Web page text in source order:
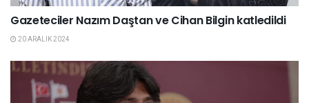
Gazeteciler Nazım Daştan ve Cihan Bilgin katledildi
20 ARALIK 2024